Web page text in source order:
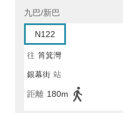
九巴/新巴
N122
往 筲箕灣
銀幕街 站
距離 180m